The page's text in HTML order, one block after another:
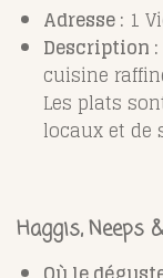
Adresse : 1
Description :
cuisine
Les plats
locaux et de
Haggis, Neeps